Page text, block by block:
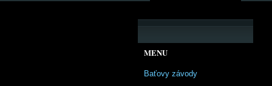
MENU
Baťovy závody